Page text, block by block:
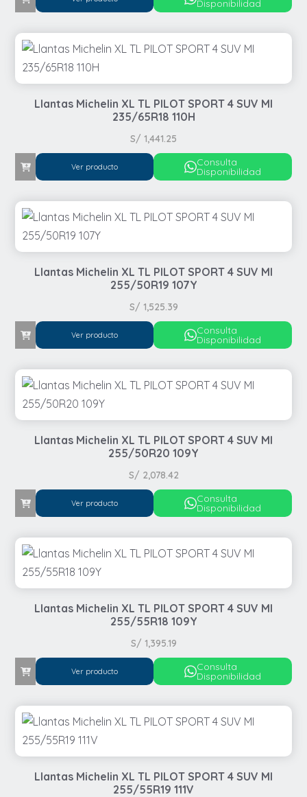
Disponibilidad
Llantas Michelin XL TL PILOT SPORT 4 SUV MI
235/65R18 110H
S/ 1,441.25
Ver producto Consulta
Disponibilidad
Llantas Michelin XL TL PILOT SPORT 4 SUV MI
255/50R19 107Y
S/ 1,525.39
Ver producto Consulta
Disponibilidad
Llantas Michelin XL TL PILOT SPORT 4 SUV MI
255/50R20 109Y
S/ 2,078.42
Ver producto Consulta
Disponibilidad
Llantas Michelin XL TL PILOT SPORT 4 SUV MI
255/55R18 109Y
S/ 1,395.19
Ver producto Consulta
Disponibilidad
Llantas Michelin XL TL PILOT SPORT 4 SUV MI
255/55R19 111V